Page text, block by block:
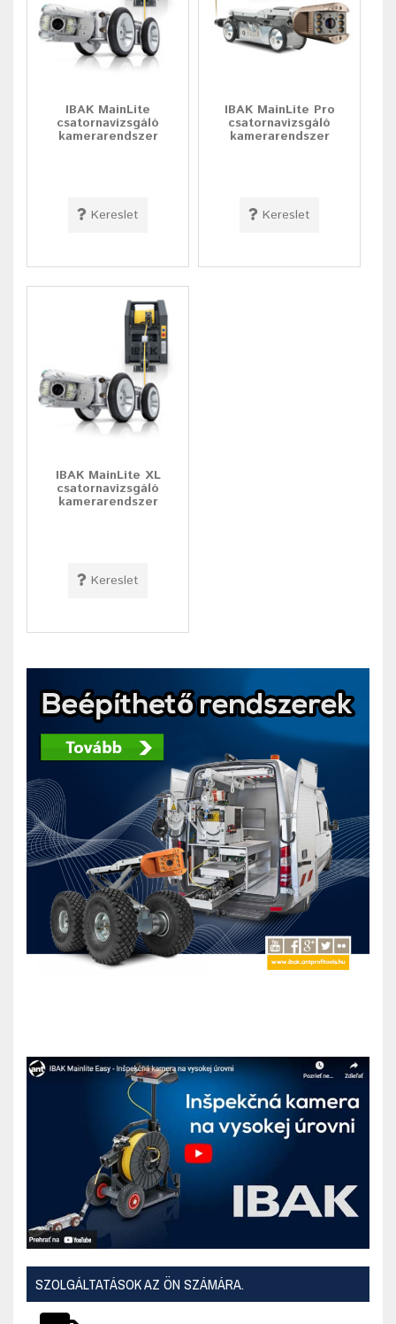
IBAK MainLite
csatornavizsgáló
kamerarendszer
Kereslet
IBAK MainLite Pro
csatornavizsgáló
kamerarendszer
Kereslet
IBAK MainLite XL
csatornavizsgáló
kamerarendszer
Kereslet
SZOLGÁLTATÁSOK AZ ÖN SZÁMÁRA.